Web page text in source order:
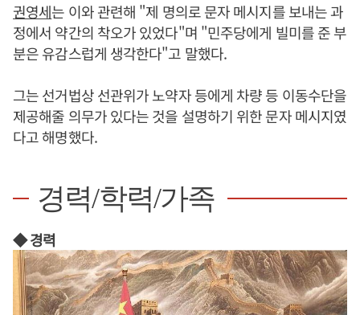
권영세는 이와 관련해 "제 명의로 문자 메시지를 보내는 과
정에서 약간의 착오가 있었다"며 "민주당에게 빌미를 준 부
분은 유감스럽게 생각한다"고 말했다.
그는 선거법상 선관위가 노약자 등에게 차량 등 이동수단을
제공해줄 의무가 있다는 것을 설명하기 위한 문자 메시지였
다고 해명했다.
경력/학력/가족
◆ 경력